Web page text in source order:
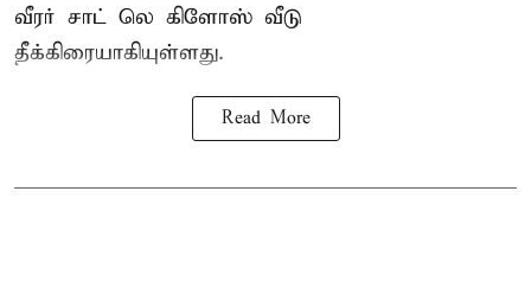
வீரர் சாட் லெ கிளோஸ் வீடு
தீக்கிரையாகியுள்ளது.
Read More